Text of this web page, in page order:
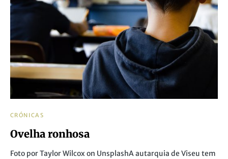
CRÓNICAS
Ovelha ronhosa
Foto por Taylor Wilcox on UnsplashA autarquia de Viseu tem